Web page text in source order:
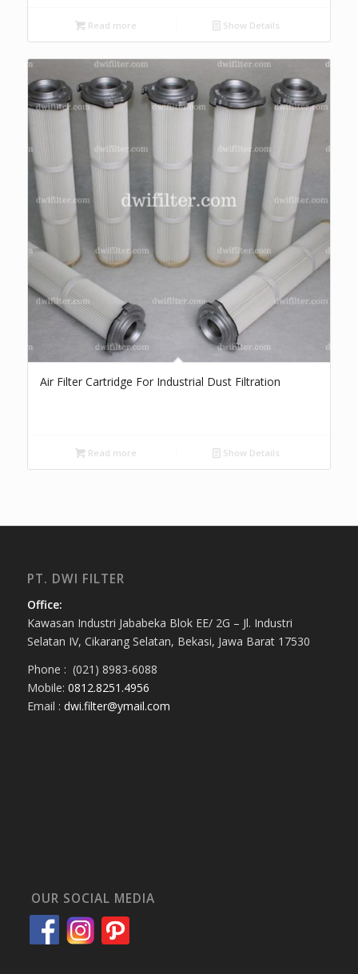
Read more Show Details
Air Filter Cartridge For Industrial Dust Filtration
Read more Show Details
PT. DWI FILTER
Office:
Kawasan Industri Jababeka Blok EE/ 2G – Jl. Industri
Selatan IV, Cikarang Selatan, Bekasi, Jawa Barat 17530
Phone : (021) 8983-6088
Mobile: 0812.8251.4956
Email : dwi.filter@ymail.com
OUR SOCIAL MEDIA